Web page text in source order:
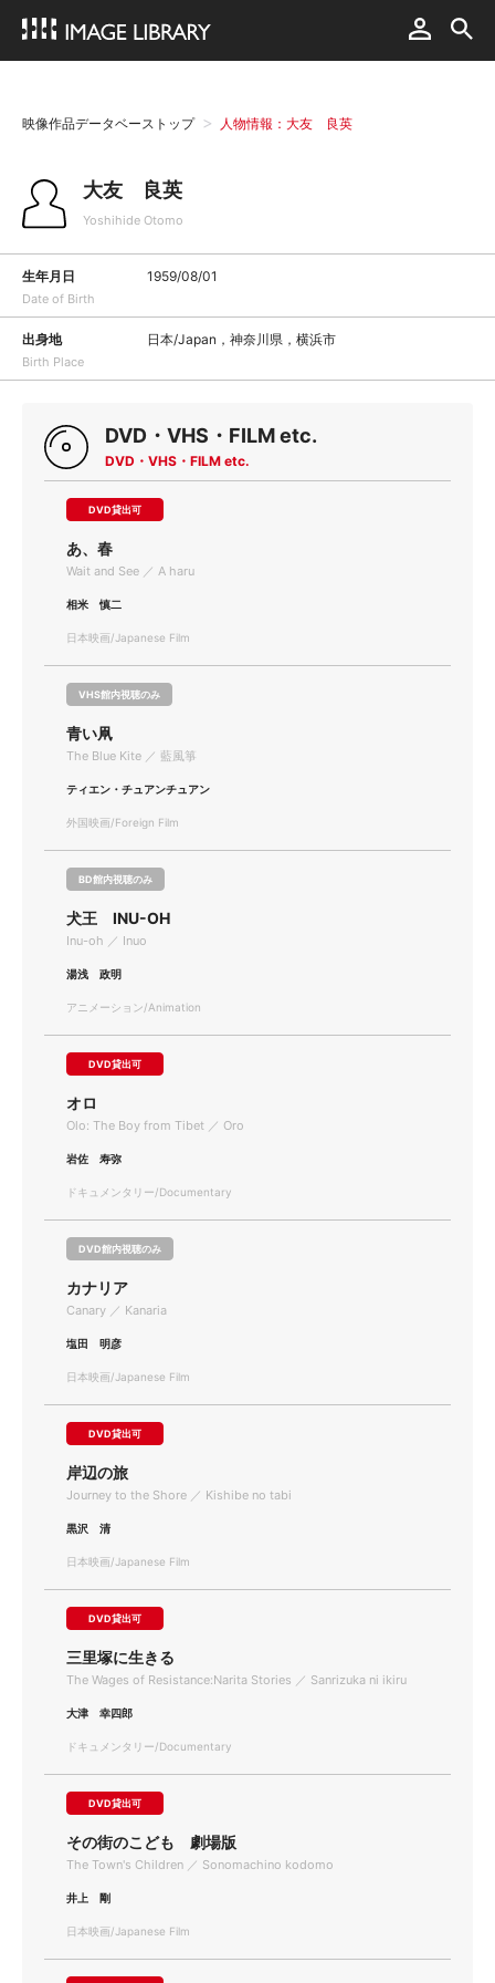
映像作品データベーストップ 人物情報：大友 良英
大友 良英
Yoshihide Otomo
生年月日
Date of Birth
1959/08/01
出身地
Birth Place
日本/Japan，神奈川県，横浜市
DVD・VHS・FILM etc.
DVD・VHS・FILM etc.
DVD貸出可
あ、春
Wait and See ／ A haru
相米 慎二
日本映画/Japanese Film
VHS館内視聴のみ
青い凧
The Blue Kite ／ 藍風箏
ティエン・チュアンチュアン
外国映画/Foreign Film
BD館内視聴のみ
犬王 INU-OH
Inu-oh ／ Inuo
湯浅 政明
アニメーション/Animation
DVD貸出可
オロ
Olo: The Boy from Tibet ／ Oro
岩佐 寿弥
ドキュメンタリー/Documentary
DVD館内視聴のみ
カナリア
Canary ／ Kanaria
塩田 明彦
日本映画/Japanese Film
DVD貸出可
岸辺の旅
Journey to the Shore ／ Kishibe no tabi
黒沢 清
日本映画/Japanese Film
DVD貸出可
三里塚に生きる
The Wages of Resistance:Narita Stories ／ Sanrizuka ni ikiru
大津 幸四郎
ドキュメンタリー/Documentary
DVD貸出可
その街のこども 劇場版
The Town's Children ／ Sonomachino kodomo
井上 剛
日本映画/Japanese Film